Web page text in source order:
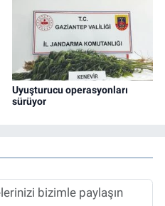
Uyuşturucu operasyonları
sürüyor